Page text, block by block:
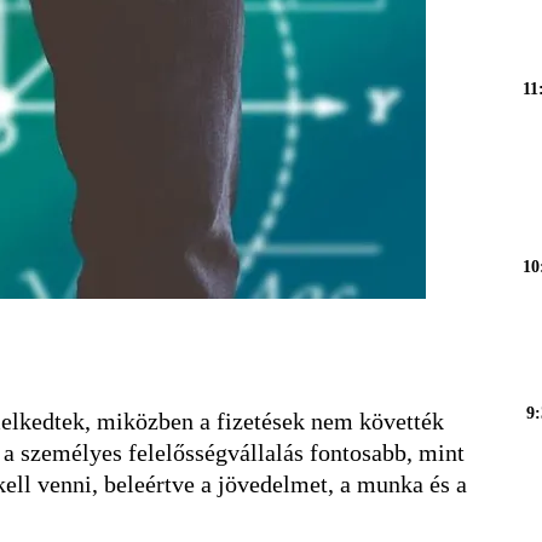
miközben a fizetések nem követték
személyes felelősségvállalás fontosabb, mint
venni, beleértve a jövedelmet, a munka és a